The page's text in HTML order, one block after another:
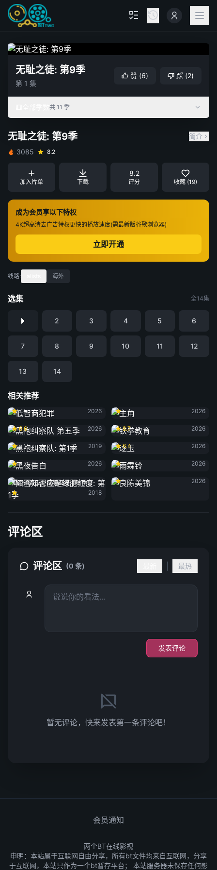
无耻之徒: 第9季
第 1 集
赞 (6) 踩 (2)
共 11 季
无耻之徒: 第9季
简介
3085
8.2
加入片单 下载
8.2
评分 收藏 (19)
成为会员享以下特权
4K超高清去广告特权更快的播放速度(需最新版谷歌浏览器)
立即开通
线路: 海外
选集 全14集
2 3 4 5 6
7 8 9 10 11 12
13 14
相关推荐
低智商犯罪
2026
2026
黑袍纠察队 第五季
6.6
2026
铁拳教育
8.7
2026
黑袍纠察队: 第1季
2019
逐玉
6.4
2026
黑夜告白
2026
雨霖铃
2026
知否知否应是绿肥红瘦: 第1季
2018
良陈美锦
2026
评论区
评论区 (0 条) 最热
发表评论
暂无评论，快来发表第一条评论吧！
会员通知
两个BT在线影视
申明：本站属于互联网自由分享，所有bt文件均来自互联网，分享
于互联网，本站只作为一个bt暂存平台； 本站服务器未保存任何影